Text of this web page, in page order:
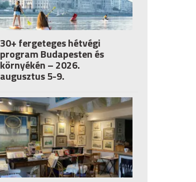
30+ fergeteges hétvégi
program Budapesten és
környékén – 2026.
augusztus 5-9.